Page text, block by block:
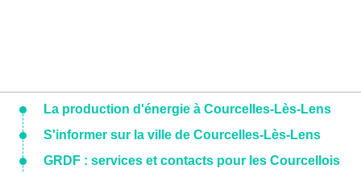
La production d'énergie à Courcelles-Lès-Lens
S'informer sur la ville de Courcelles-Lès-Lens
GRDF : services et contacts pour les Courcellois